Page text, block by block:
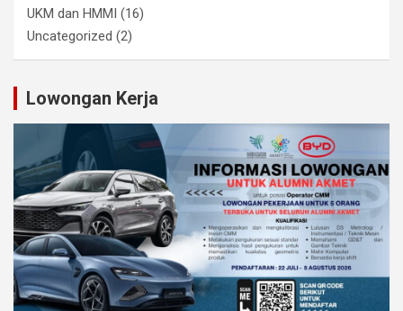
UKM dan HMMI (16)
Uncategorized (2)
Lowongan Kerja